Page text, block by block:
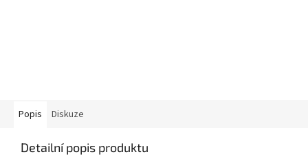
Popis Diskuze
Detailní popis produktu